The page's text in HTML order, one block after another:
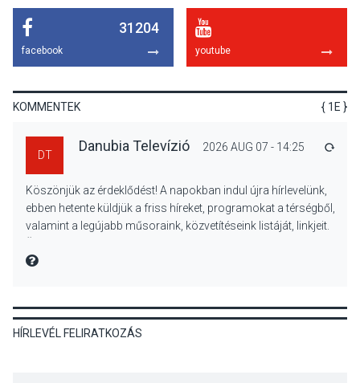
Különleges csillagles lesz
Tahitótfaluban a Bodor
KULTÚRA 2026 AUG 06
Színek, közösség és
31204
facebook youtube
KOMMENTEK { 1E }
DT
Danubia Televízió 2026 AUG 07 - 14:25
Köszönjük az érdeklődést! A napokban indul újra hírlevelünk,
ebben hetente küldjük a friss híreket, programokat a térségből,
valamint a legújabb műsoraink, közvetítéseink listáját, linkjeit.
MIRE MONDTA
HÍRLEVÉL FELIRATKOZÁS